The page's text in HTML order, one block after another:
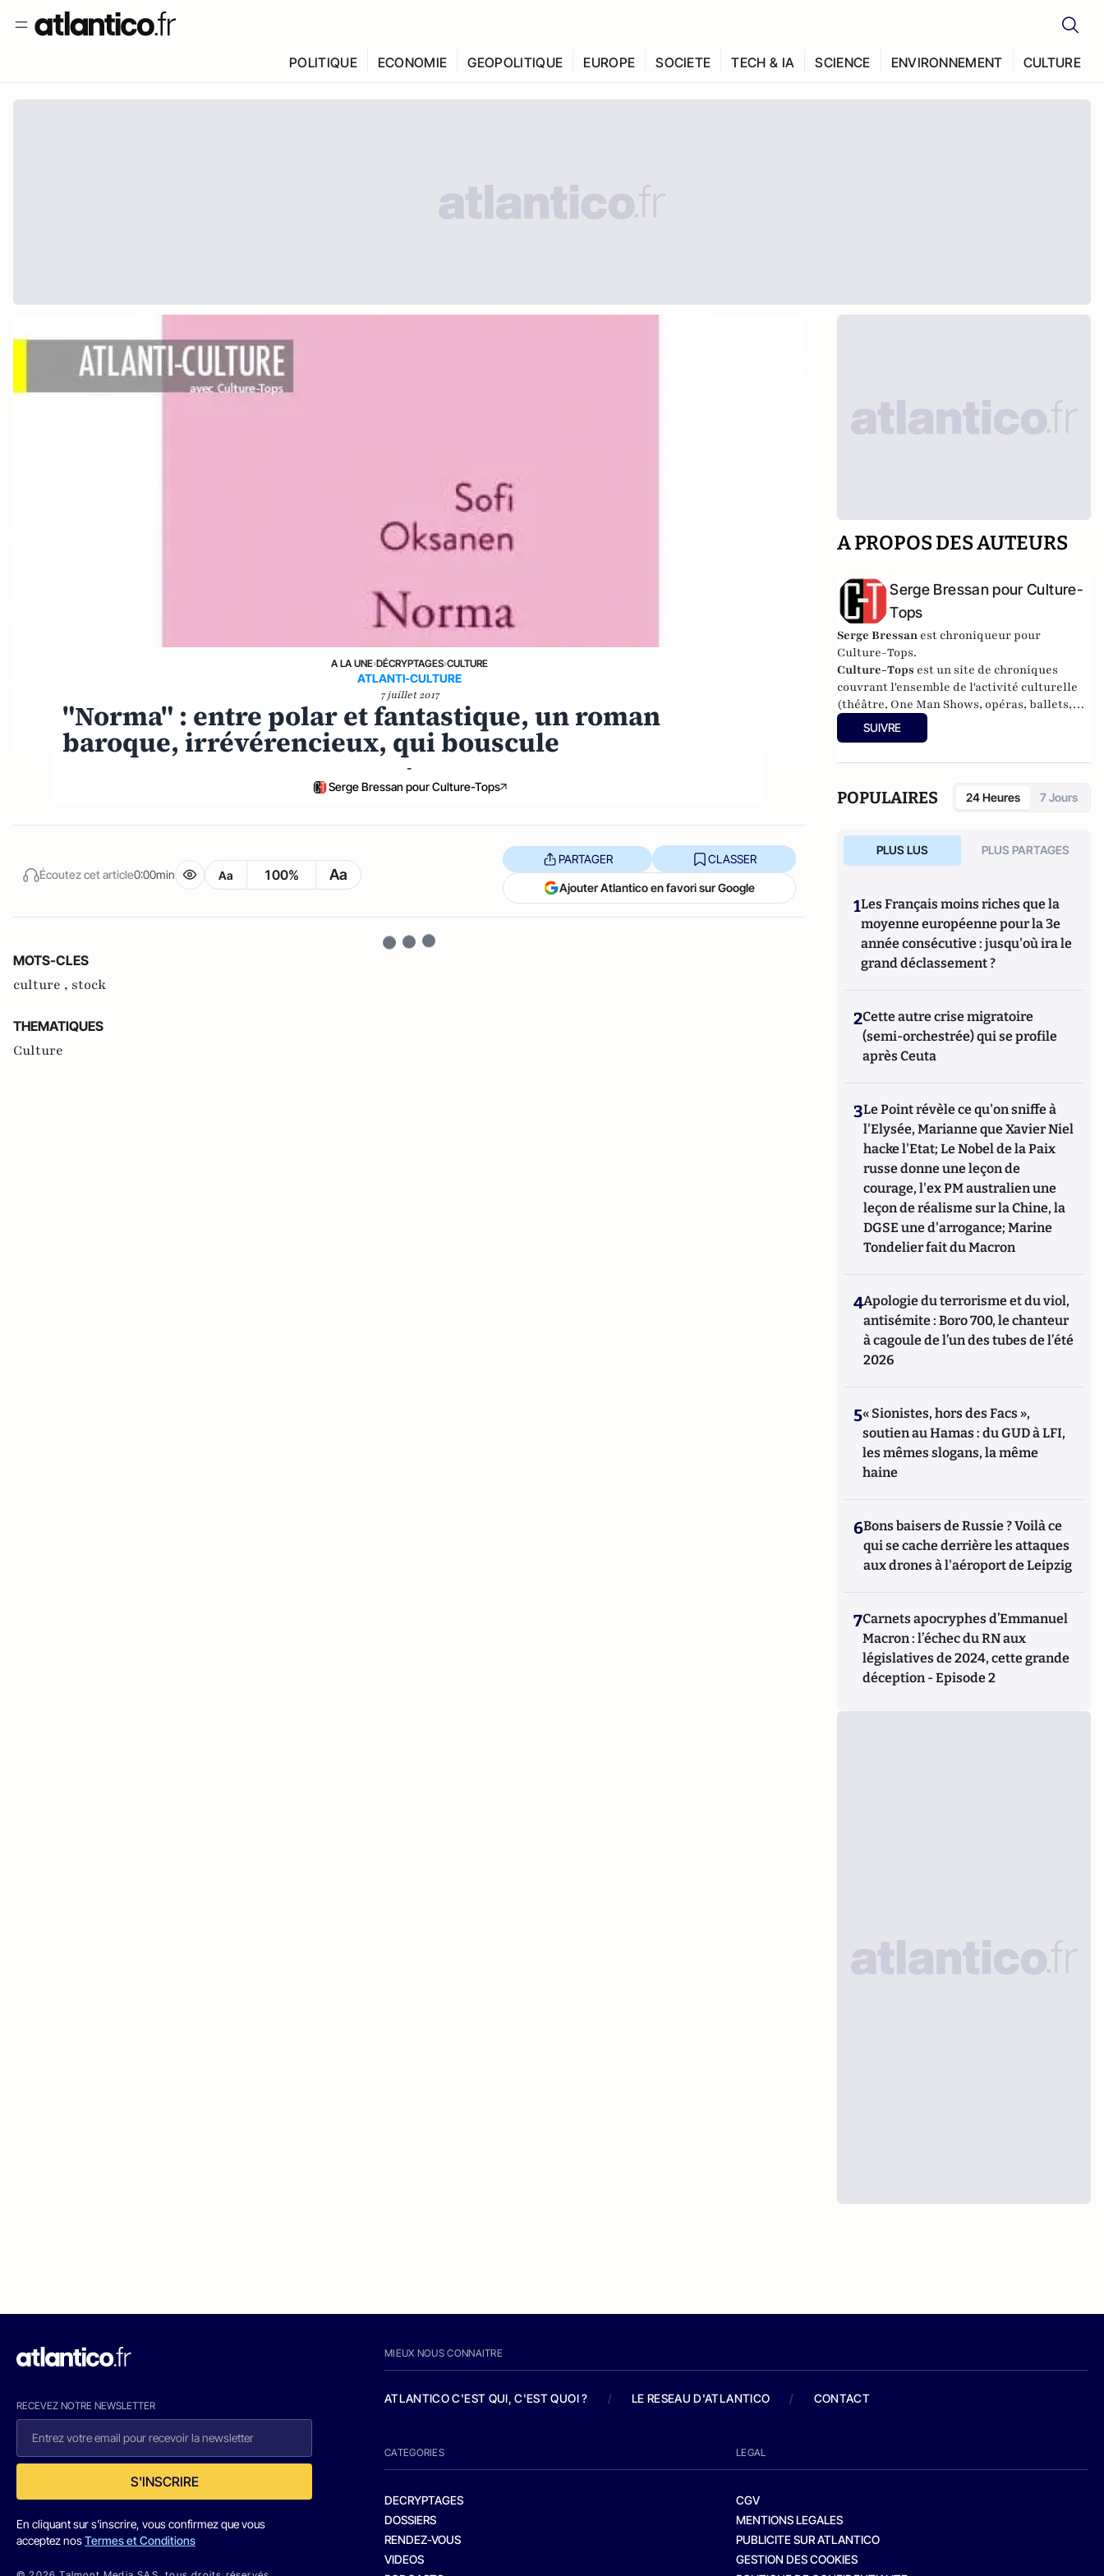
POLITIQUE ECONOMIE GEOPOLITIQUE EUROPE SOCIETE TECH & IA SCIENCE ENVIRONNEMENT CULTURE
A LA UNE›DÉCRYPTAGES›CULTURE
ATLANTI-CULTURE
7 juillet 2017
"Norma" : entre polar et fantastique, un roman
baroque, irrévérencieux, qui bouscule
-
Serge Bressan pour Culture-Tops
Écoutez cet article0:00min Aa 100% Aa
PARTAGER CLASSER
Ajouter Atlantico en favori sur Google
MOTS-CLES
culture , stock
THEMATIQUES
Culture
A PROPOS DES AUTEURS
Serge Bressan pour Culture-
Tops
Serge Bressan est chroniqueur pour
Culture-Tops.
Culture-Tops est un site de chroniques
couvrant l'ensemble de l'activité culturelle
(théâtre, One Man Shows, opéras, ballets,
spectacles divers, cinéma, expos, livres,
etc.).
SUIVRE
POPULAIRES 24 Heures 7 Jours
PLUS LUS PLUS PARTAGES
1Les Français moins riches que la
moyenne européenne pour la 3e
année consécutive : jusqu'où ira le
grand déclassement ?
2Cette autre crise migratoire
(semi-orchestrée) qui se profile
après Ceuta
3Le Point révèle ce qu'on sniffe à
l'Elysée, Marianne que Xavier Niel
hacke l'Etat; Le Nobel de la Paix
russe donne une leçon de
courage, l'ex PM australien une
leçon de réalisme sur la Chine, la
DGSE une d'arrogance; Marine
Tondelier fait du Macron
4Apologie du terrorisme et du viol,
antisémite : Boro 700, le chanteur
à cagoule de l’un des tubes de l’été
2026
5« Sionistes, hors des Facs »,
soutien au Hamas : du GUD à LFI,
les mêmes slogans, la même
haine
6Bons baisers de Russie ? Voilà ce
qui se cache derrière les attaques
aux drones à l'aéroport de Leipzig
7Carnets apocryphes d’Emmanuel
Macron : l’échec du RN aux
législatives de 2024, cette grande
déception - Episode 2
RECEVEZ NOTRE NEWSLETTER
S'INSCRIRE
En cliquant sur s'inscrire, vous confirmez que vous
acceptez nosTermes et Conditions
MIEUX NOUS CONNAITRE
ATLANTICO C'EST QUI, C'EST QUOI ? / LE RESEAU D'ATLANTICO / CONTACT
CATEGORIES
DECRYPTAGES
DOSSIERS
RENDEZ-VOUS
VIDEOS
LEGAL
CGV
MENTIONS LEGALES
PUBLICITE SUR ATLANTICO
GESTION DES COOKIES